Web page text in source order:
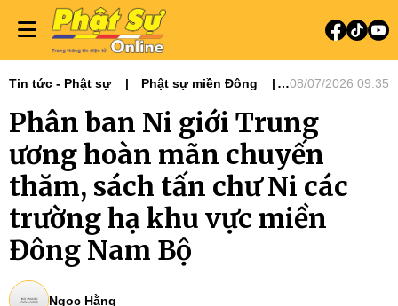
Tin tức - Phật sự
Phật sự miền Đông
Tin Tức Hoạt Động
Tiêu điểm
08/07/2026 09:35
Phân ban Ni giới Trung
ương hoàn mãn chuyến
thăm, sách tấn chư Ni các
trường hạ khu vực miền
Đông Nam Bộ
Ngọc Hằng